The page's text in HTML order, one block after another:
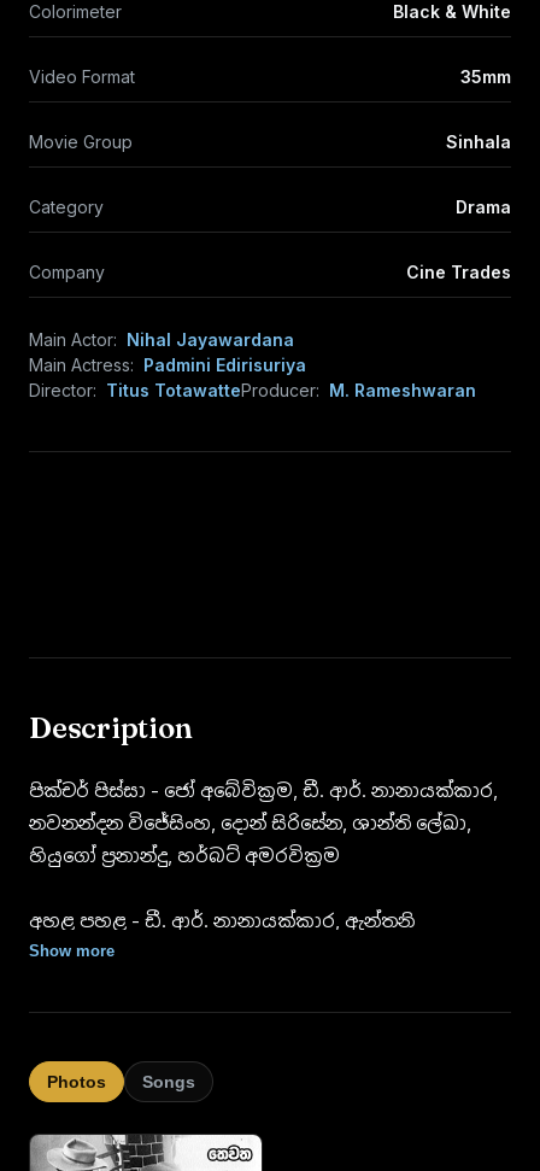
Colorimeter Black & White
Video Format 35mm
Movie Group Sinhala
Category Drama
Company Cine Trades
Main Actor: Nihal Jayawardana
Main Actress: Padmini Edirisuriya
Director: Titus TotawatteProducer: M. Rameshwaran
Description
පික්චර් පිස්සා - ජෝ අබේවික්‍රම, ඩී. ආර්. නානායක්කාර,
නවනන්දන විජේසිංහ, දොන් සිරිසේන, ශාන්ති ලේඛා,
හියුගෝ ප්‍රනාන්දු, හර්බට් අමරවික්‍රම
අහළ පහළ - ඩී. ආර්. නානායක්කාර, ඇන්තනි
සී.පෙරේරා, පර්ල් වාසුදේවි, ජෙසිකා වික්‍රමසිංහ, පද්මිනී
පෙරේරා, ගැමුණු විජේසූරිය
ගිලිහුනු මල් - අයිරාංගනී සේරසිංහ, රූබි ද මෙල්, පිටිපන
Show more
Photos Songs